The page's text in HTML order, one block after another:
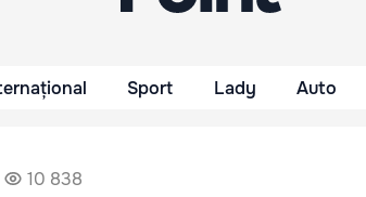
Sport Lady Auto
10 838